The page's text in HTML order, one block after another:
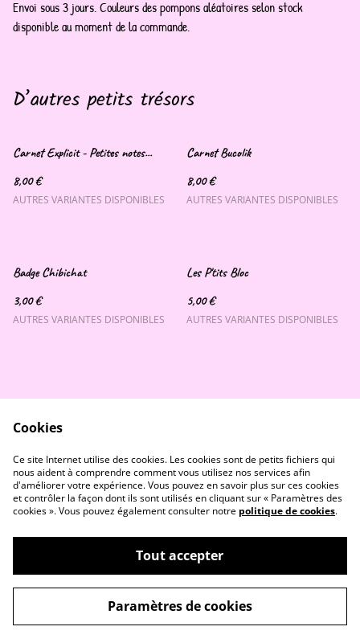
Envoi sous 3 jours. Couleurs des pompons aléatoires selon stock
disponible au moment de la commande.
D’autres petits trésors
Carnet Explicit - Petites notes...
8,00 €
AUTRES VARIANTES DISPONIBLES
Carnet Bucolik
8,00 €
AUTRES VARIANTES DISPONIBLES
Badge Chibichat
3,00 €
AUTRES VARIANTES DISPONIBLES
Les P'tits Bloc
5,00 €
AUTRES VARIANTES DISPONIBLES
Politique de confidentialité
Politique de cookies
©2026Atelier Lueur Claire
powered by
Cookies
Ce site Internet utilise des cookies. Les cookies sont de petits fichiers qui
nous aident à comprendre comment vous utilisez nos services afin
d'améliorer votre expérience. Vous pouvez en savoir plus sur ces cookies
et contrôler la façon dont ils sont utilisés en cliquant sur « Paramètres des
cookies ». Vous pouvez également consulter notre politique de cookies.
Tout accepter
Paramètres de cookies